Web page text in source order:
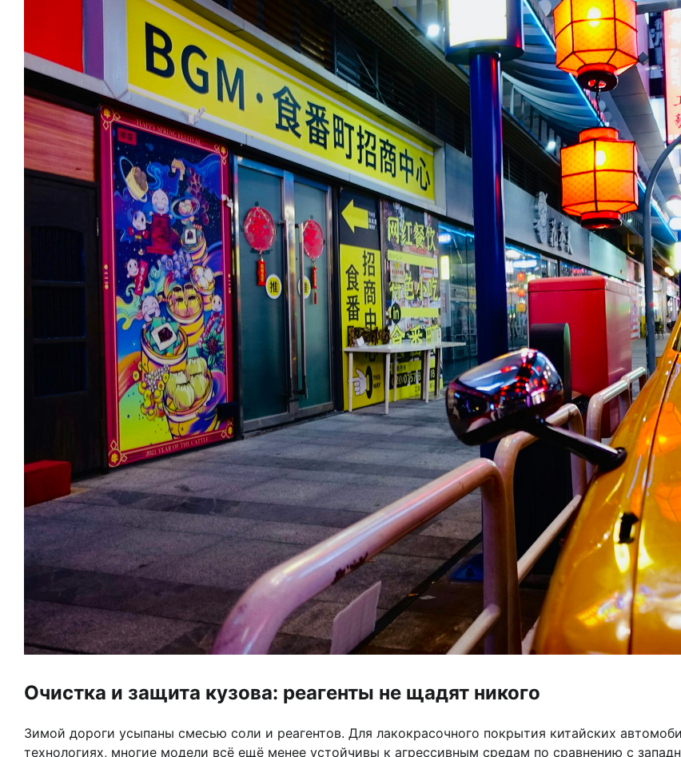
Очистка и защита кузова: реагенты не щадят никого
Зимой дороги усыпаны смесью соли и реагентов. Для лакокрасочного покрытия китайских
технологиях, многие модели всё ещё менее устойчивы к агрессивным средам по сравнению с